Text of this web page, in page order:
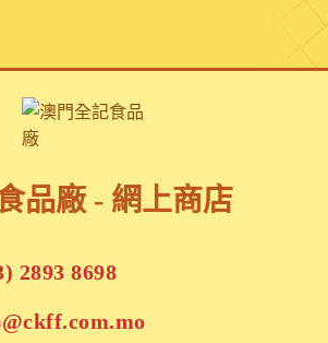
品廠 - 網上商店
2893 8698